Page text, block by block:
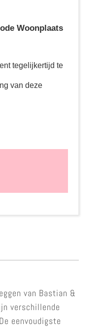
Woonplaats
tegelijkertijd te
van deze
van Bastian &
verschillende
eenvoudigste